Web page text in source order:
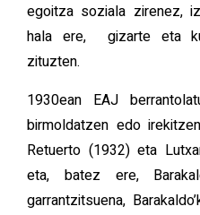
egoitza soziala zirenez,
hala ere, gizarte eta
zituzten.
1930ean EAJ
birmoldatzen edo
Retuerto (1932) eta
eta, batez ere,
garrantzitsuena,